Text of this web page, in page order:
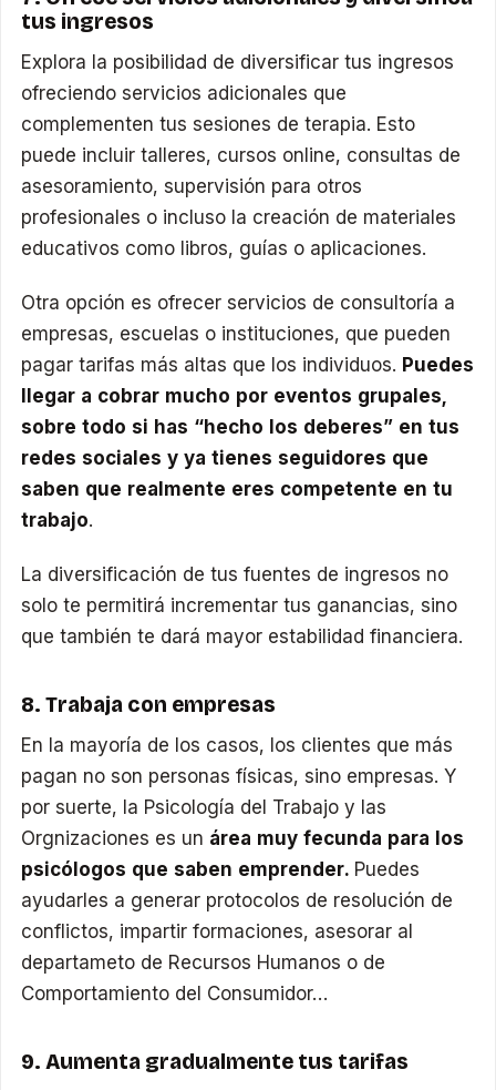
tus ingresos
Explora la posibilidad de diversificar tus ingresos
ofreciendo servicios adicionales que
complementen tus sesiones de terapia. Esto
puede incluir talleres, cursos online, consultas de
asesoramiento, supervisión para otros
profesionales o incluso la creación de materiales
educativos como libros, guías o aplicaciones.
Otra opción es ofrecer servicios de consultoría a
empresas, escuelas o instituciones, que pueden
pagar tarifas más altas que los individuos. Puedes
llegar a cobrar mucho por eventos grupales,
sobre todo si has “hecho los deberes” en tus
redes sociales y ya tienes seguidores que
saben que realmente eres competente en tu
trabajo.
La diversificación de tus fuentes de ingresos no
solo te permitirá incrementar tus ganancias, sino
que también te dará mayor estabilidad financiera.
8. Trabaja con empresas
En la mayoría de los casos, los clientes que más
pagan no son personas físicas, sino empresas. Y
por suerte, la Psicología del Trabajo y las
Orgnizaciones es un área muy fecunda para los
psicólogos que saben emprender. Puedes
ayudarles a generar protocolos de resolución de
conflictos, impartir formaciones, asesorar al
departameto de Recursos Humanos o de
Comportamiento del Consumidor…
9. Aumenta gradualmente tus tarifas